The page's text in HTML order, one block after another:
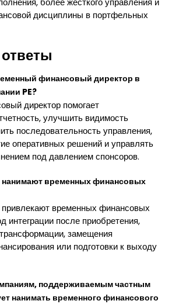
дисциплины в портфельных
финансовый директор в
PE?
директор помогает
улучшить видимость
последовательность управления,
оперативных решений и управлять
под давлением спонсоров.
временных финансовых
привлекают временных финансовых
интеграции после приобретения,
замещения
или подготовки к выходу
поддерживаемым частным
нанимать временного финансового